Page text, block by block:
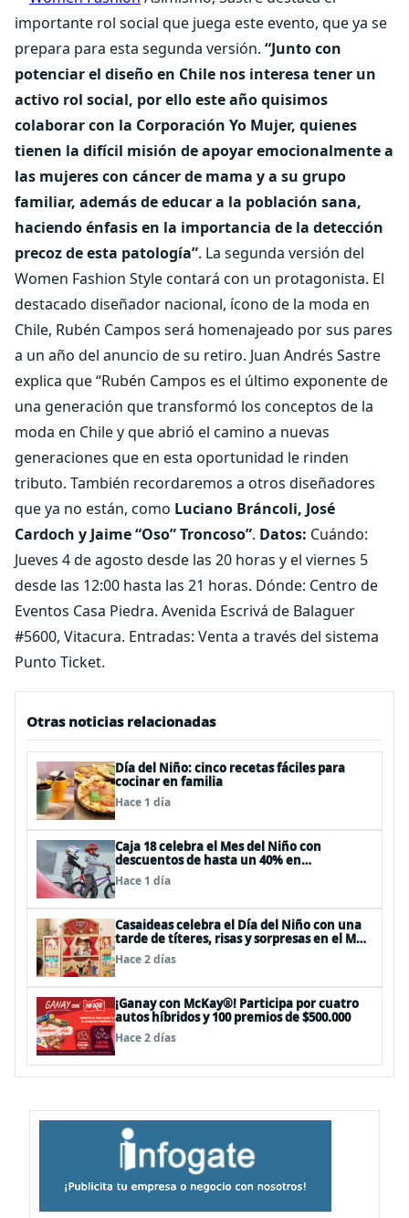
importante rol social que juega este evento, que ya se
prepara para esta segunda versión. “Junto con
potenciar el diseño en Chile nos interesa tener un
activo rol social, por ello este año quisimos
colaborar con la Corporación Yo Mujer, quienes
tienen la difícil misión de apoyar emocionalmente a
las mujeres con cáncer de mama y a su grupo
familiar, además de educar a la población sana,
haciendo énfasis en la importancia de la detección
precoz de esta patología”. La segunda versión del
Women Fashion Style contará con un protagonista. El
destacado diseñador nacional, ícono de la moda en
Chile, Rubén Campos será homenajeado por sus pares
a un año del anuncio de su retiro. Juan Andrés Sastre
explica que “Rubén Campos es el último exponente de
una generación que transformó los conceptos de la
moda en Chile y que abrió el camino a nuevas
generaciones que en esta oportunidad le rinden
tributo. También recordaremos a otros diseñadores
que ya no están, como Luciano Bráncoli, José
Cardoch y Jaime “Oso” Troncoso”. Datos: Cuándo:
Jueves 4 de agosto desde las 20 horas y el viernes 5
desde las 12:00 hasta las 21 horas. Dónde: Centro de
Eventos Casa Piedra. Avenida Escrivá de Balaguer
#5600, Vitacura. Entradas: Venta a través del sistema
Punto Ticket.
Otras noticias relacionadas
Día del Niño: cinco recetas fáciles para
cocinar en familia
Hace 1 día
Caja 18 celebra el Mes del Niño con
descuentos de hasta un 40% en
panoramas, cine, shows y streaming
Hace 1 día
Casaideas celebra el Día del Niño con una
tarde de títeres, risas y sorpresas en el Mall
Plaza Vespucio
Hace 2 días
¡Ganay con McKay®! Participa por cuatro
autos híbridos y 100 premios de $500.000
Hace 2 días